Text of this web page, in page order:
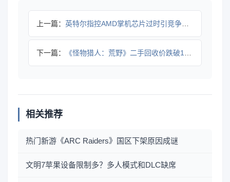
上一篇： 英特尔指控AMD掌机芯片过时引竞争白热化
下一篇： 《怪物猎人：荒野》二手回收价跌破18日元，市场表现低迷？
相关推荐
热门新游《ARC Raiders》国区下架原因成谜
文明7苹果设备限制多？多人模式和DLC缺席